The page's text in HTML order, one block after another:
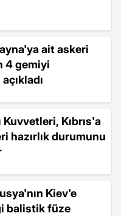
ait askeri
4 gemiyi
Kuvvetleri, Kıbrıs'a
hazırlık durumunu
Kiev'e
balistik füze